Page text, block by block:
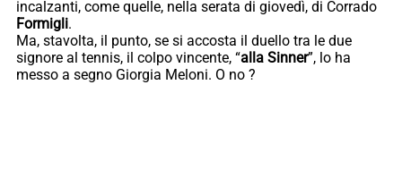
incalzanti, come quelle, nella serata di giovedì, di Corrado
Formigli.
Ma, stavolta, il punto, se si accosta il duello tra le due
signore al tennis, il colpo vincente, “alla Sinner”, lo ha
messo a segno Giorgia Meloni. O no ?